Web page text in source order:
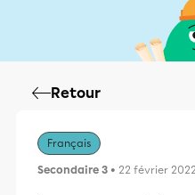
Retour
Français
Secondaire 3 • 22 février 2022